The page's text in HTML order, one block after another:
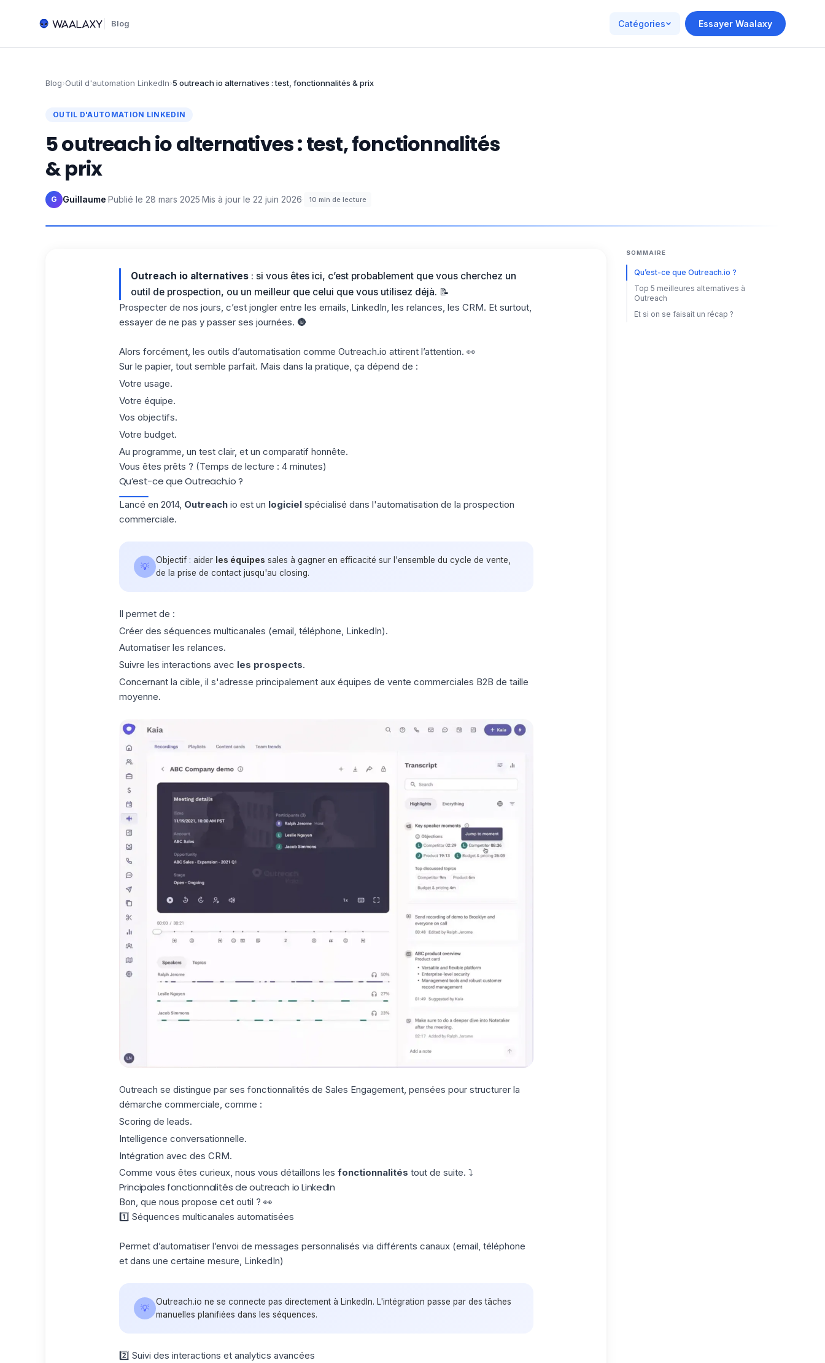
Blog Catégories Essayer Waalaxy
Blog›Outil d'automation LinkedIn›5 outreach io alternatives : test, fonctionnalités & prix
OUTIL D'AUTOMATION LINKEDIN
5 outreach io alternatives : test, fonctionnalités
& prix
G Guillaume·Publié le 28 mars 2025·Mis à jour le 22 juin 2026· 10 min de lecture
Outreach io alternatives: si vous êtes ici, c’est probablement que vous cherchez un
outil de prospection, ou un meilleur que celui que vous utilisez déjà. 📝
Prospecter de nos jours, c’est jongler entre les emails, LinkedIn, les relances, les CRM. Et surtout,
essayer de ne pas y passer ses journées. 🌚
Alors forcément, les outils d’automatisation comme Outreach.io attirent l’attention. 👀
Sur le papier, tout semble parfait. Mais dans la pratique, ça dépend de :
Votre usage.
Votre équipe.
Vos objectifs.
Votre budget.
Au programme, un test clair, et un comparatif honnête.
Vous êtes prêts ? (Temps de lecture : 4 minutes)
Qu’est-ce que Outreach.io ?
Lancé en 2014, Outreachio est un logicielspécialisé dans l'automatisation de la prospection
commerciale.
💡
Objectif : aider les équipes sales à gagner en efficacité sur l'ensemble du cycle de vente,
de la prise de contact jusqu'au closing.
Il permet de :
Créer des séquences multicanales (email, téléphone, LinkedIn).
Automatiser les relances.
Suivre les interactions avec les prospects.
Concernant la cible, il s'adresse principalement aux équipes de vente commerciales B2B de taille
moyenne.
Outreach se distingue par ses fonctionnalités de Sales Engagement, pensées pour structurer la
démarche commerciale, comme :
Scoring de leads.
Intelligence conversationnelle.
Intégration avec des CRM.
Comme vous êtes curieux, nous vous détaillons les fonctionnalités tout de suite. ⤵️
Principales fonctionnalités de outreach io LinkedIn
Bon, que nous propose cet outil ? 👀
1️⃣ Séquences multicanales automatisées
Permet d’automatiser l’envoi de messages personnalisés via différents canaux (email, téléphone
et dans une certaine mesure, LinkedIn)
💡
Outreach.io ne se connecte pas directement à LinkedIn. L'intégration passe par des tâches
manuelles planifiées dans les séquences.
2️⃣ Suivi des interactions et analytics avancées
SOMMAIRE
Qu’est-ce que Outreach.io ?
Top 5 meilleures alternatives à
Outreach
Et si on se faisait un récap ?